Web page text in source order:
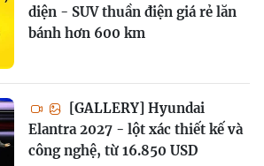
diện - SUV thuần điện giá rẻ lăn
bánh hơn 600 km
[GALLERY] Hyundai
Elantra 2027 - lột xác thiết kế và
công nghệ, từ 16.850 USD